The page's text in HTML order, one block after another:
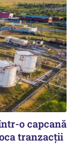
o capcană
tranzacții